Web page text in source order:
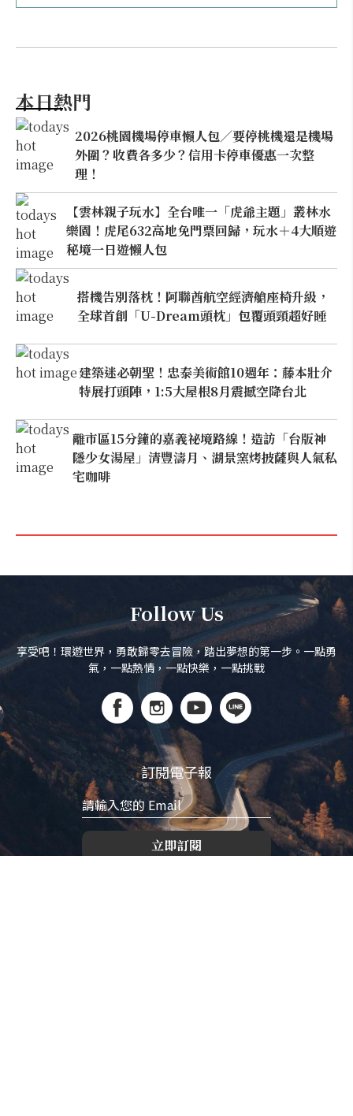
本日熱門
2026桃園機場停車懶人包／要停桃機還是機場
外圍？收費各多少？信用卡停車優惠一次整
理！
【雲林親子玩水】全台唯一「虎爺主題」叢林水
樂園！虎尾632高地免門票回歸，玩水＋4大順遊
秘境一日遊懶人包
搭機告別落枕！阿聯酋航空經濟艙座椅升級，
全球首創「U-Dream頭枕」包覆頭頸超好睡
建築迷必朝聖！忠泰美術館10週年：藤本壯介
特展打頭陣，1:5大屋根8月震撼空降台北
離市區15分鐘的嘉義祕境路線！造訪「台版神
隱少女湯屋」清豐濤月、湖景窯烤披薩與人氣私
宅咖啡
Follow Us
享受吧！環遊世界，勇敢歸零去冒險，踏出夢想的第一步。一點勇
氣，一點熱情，一點快樂，一點挑戰
訂閱電子報
立即訂閱